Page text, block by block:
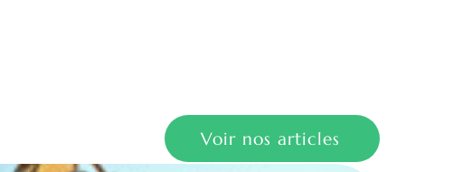
Voir nos articles